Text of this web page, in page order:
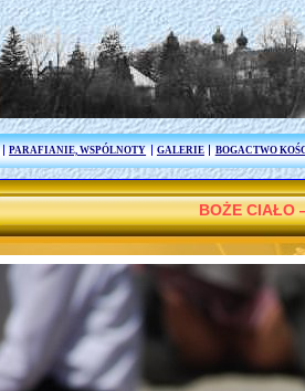
PARAFIANIE, WSPÓLNOTY GALERIE BOGACTWO
BOŻE CIAŁO